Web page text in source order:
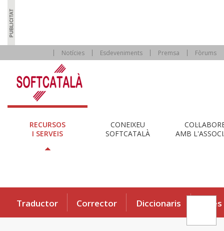
Notícies Esdeveniments Premsa Fòrums
RECURSOS
I SERVEIS
CONEIXEU
SOFTCATALÀ
AMB
Traductor Corrector Diccionaris Eines